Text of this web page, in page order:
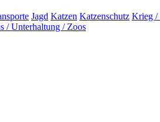
Jagd Katzen Katzenschutz Krieg /
/ Unterhaltung / Zoos